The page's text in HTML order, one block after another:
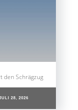
den Schrägzug
28, 2026